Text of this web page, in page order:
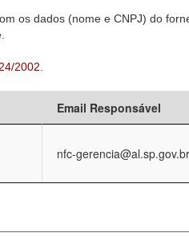
os dados (nome e CNPJ) do
2002
Email Responsável
nfc-gerencia@al.sp.gov.br